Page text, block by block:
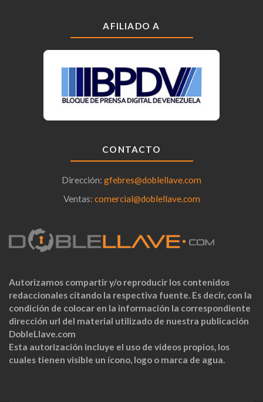
AFILIADO A
CONTACTO
Dirección: gfebres@doblellave.com
Ventas: comercial@doblellave.com
Autorizamos compartir y/o reproducir los contenidos
redaccionales citando la respectiva fuente. Es decir, con la
condición de colocar en la información la correspondiente
dirección url del material utilizado de nuestra publicación
DobleLlave.com
Esta autorización incluye el uso de videos propios, los
cuales tienen visible un ícono, logo o marca de agua.